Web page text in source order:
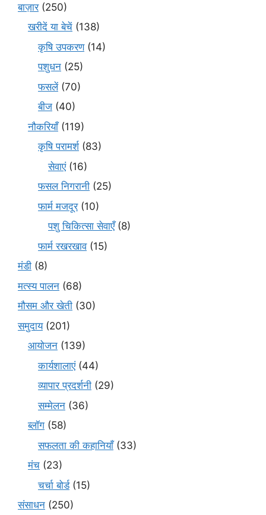
बाज़ार(250)
खरीदें या बेचें (138)
कृषि उपकरण(14)
पशुधन (25)
फसलें(70)
बीज (40)
नौकरियाँ(119)
कृषि परामर्श(83)
सेवाएं(16)
फसल निगरानी (25)
फार्म मजदूर(10)
पशु चिकित्सा सेवाएँ(8)
फार्म रखरखाव(15)
मंडी (8)
मत्स्य पालन (68)
मौसम और खेती (30)
समुदाय(201)
आयोजन (139)
कार्यशालाएं(44)
व्यापार प्रदर्शनी (29)
सम्मेलन (36)
ब्लॉग (58)
सफलता की कहानियाँ(33)
मंच (23)
चर्चा बोर्ड(15)
संसाधन (250)